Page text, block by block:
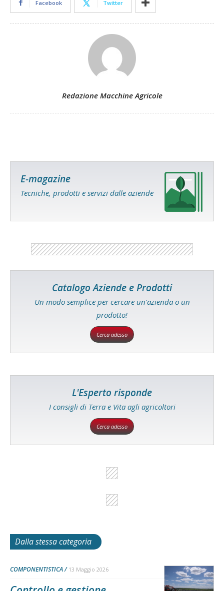
Facebook Twitter
Redazione Macchine Agricole
E-magazine
Tecniche, prodotti e servizi dalle aziende
Catalogo Aziende e Prodotti
Un modo semplice per cercare un'azienda o un
prodotto!
Cerca adesso
L'Esperto risponde
I consigli di Terra e Vita agli agricoltori
Cerca adesso
Dalla stessa categoria
COMPONENTISTICA 13 Maggio 2026